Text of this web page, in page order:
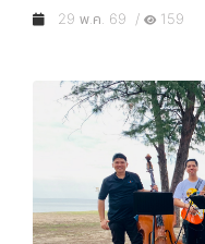
29 พ.ค. 69 / 159